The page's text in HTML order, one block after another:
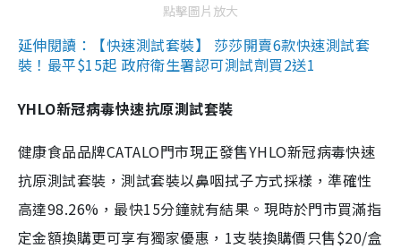
點擊圖片放大
延伸閱讀：【快速測試套裝】 莎莎開賣6款快速測試套
裝！最平$15起 政府衛生署認可測試劑買2送1
YHLO新冠病毒快速抗原測試套裝
健康食品品牌CATALO門市現正發售YHLO新冠病毒快速
抗原測試套裝，測試套裝以鼻咽拭子方式採樣，準確性
高達98.26%，最快15分鐘就有結果。現時於門市買滿指
定金額換購更可享有獨家優惠，1支裝換購價只售$20/盒